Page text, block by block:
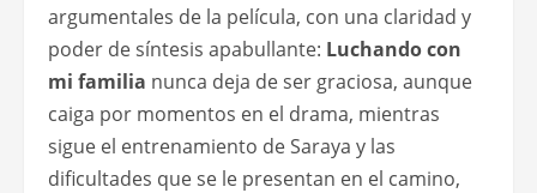
argumentales de la película, con una claridad y
poder de síntesis apabullante: Luchando con
mi familia nunca deja de ser graciosa, aunque
caiga por momentos en el drama, mientras
sigue el entrenamiento de Saraya y las
dificultades que se le presentan en el camino,